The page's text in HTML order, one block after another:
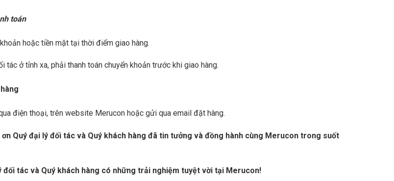
toán
hoặc tiền mặt tại thời điểm giao hàng.
tác ở tỉnh xa, phải thanh toán chuyển khoản trước khi giao hàng.
điện thoại, trên website Merucon hoặc gửi qua email đặt hàng.
ơn Quý đại lý đối tác và Quý khách hàng đã tin tưởng và đồng hành cùng Merucon trong suốt
đối tác và Quý khách hàng có những trải nghiệm tuyệt vời tại Merucon!